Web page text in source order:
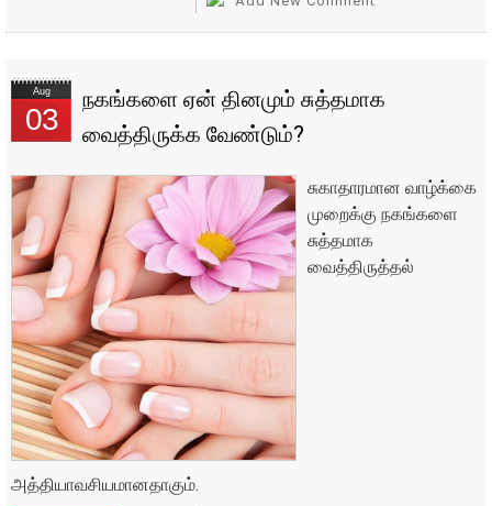
Aug
03
நகங்களை ஏன் தினமும் சுத்தமாக
வைத்திருக்க வேண்டும்?
சுகாதாரமான வாழ்க்கை
முறைக்கு நகங்களை
சுத்தமாக
வைத்திருத்தல்
அத்தியாவசியமானதாகும்.